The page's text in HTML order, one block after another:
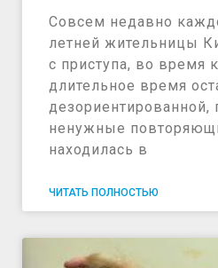
Совсем недавно
летней жительницы
с приступа, во время
длительное время
дезориентированной,
ненужные
находилась в
ЧИТАТЬ ПОЛНОСТЬЮ